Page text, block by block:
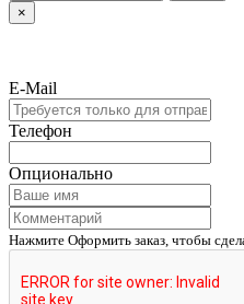
×
E-Mail
Телефон
Опционально
Нажмите Оформить заказ, чтобы